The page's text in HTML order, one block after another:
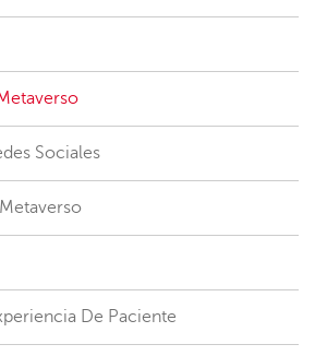
Sociales
De Paciente